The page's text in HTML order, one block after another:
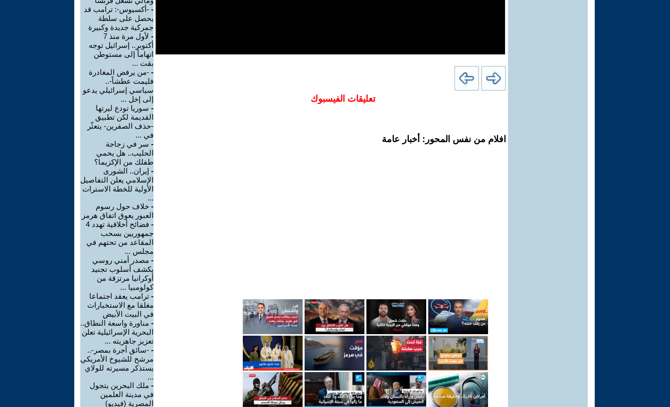
تعليقات الفيسبوك
افلام من نفس المحور: أخبار عامة
- -أكسيوس-: ترامب قد
يحصل على سلطة
جمركية جديدة وكبيرة
-
لأول مرة منذ 7
أكتوبر.. إسرائيل توجه
اتهاماً إلى مستوطن
بقت ...
- -من يرفض المغادرة
فليمت عطشاً-..
سياسي إسرائيلي يدعو
إلى إخل ...
- سوريا تودع ليرتها
القديمة لكن تطبيق
-حذف الصفرين- يتعثّر
في ...
- سر في زجاجة
الحليب.. هل يحمي
طفلك من الإكزيما؟
- إيران.. الشورى
الإسلامي يعلن التفاصيل
الأولية للخطة الاسترات
...
- خلاف حول رسوم
العبور يعوق اتفاق هرمز
-
فضائح أخلاقية تهدد 4
جمهوريين بسحب
المقاعد من تحتهم في
مجلس ...
- مصدر أمني روسي
يكشف أسلوب تجنيد
أوكرانيا مرتزقة من
كولومبيا ...
- ترامب يعقد اجتماعا
مغلقا مع الاستخبارات
في البيت الأبيض
- مناورة واسعة النطاق..
البحرية الإسرائيلية تعلن
تعزيز جاهزيته ...
- -سائق أجرة بمصر-..
مرشح للشيوخ الأمريكي
يستذكر مسيرته للولاي
...
- ملك البحرين يتجول
في مدينة العلمين
المصرية (فيديو)